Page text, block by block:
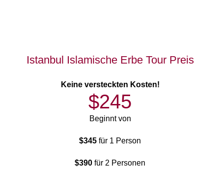
Istanbul Islamische Erbe Tour Preis
Keine versteckten Kosten!
$245
Beginnt von
$345 für 1 Person
$390 für 2 Personen